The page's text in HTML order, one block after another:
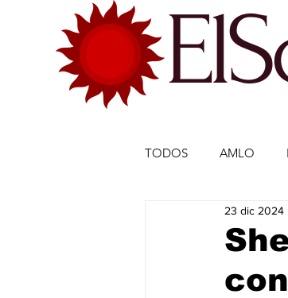
TODOS AMLO
ECONOMÍA MÉXICO
DEPORTES
23 dic 2024